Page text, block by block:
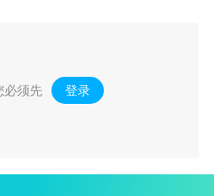
必须先 登录 。